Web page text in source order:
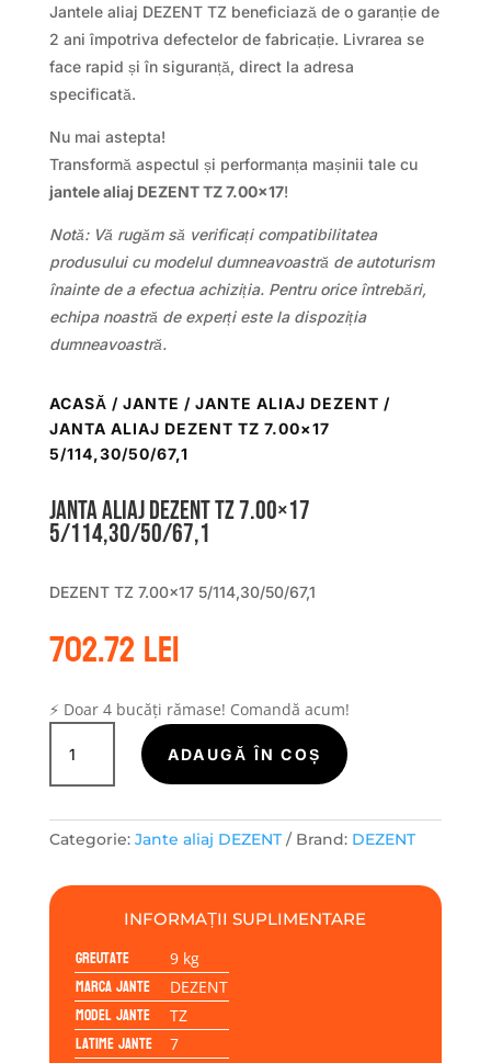
Jantele aliaj DEZENT TZ beneficiază de o garanție de
2 ani împotriva defectelor de fabricație. Livrarea se
face rapid și în siguranță, direct la adresa
specificată.
Nu mai astepta!
Transformă aspectul și performanța mașinii tale cu
jantele aliaj DEZENT TZ 7.00×17!
Notă: Vă rugăm să verificați compatibilitatea
produsului cu modelul dumneavoastră de autoturism
înainte de a efectua achiziția. Pentru orice întrebări,
echipa noastră de experți este la dispoziția
dumneavoastră.
ACASĂ / JANTE / JANTE ALIAJ DEZENT /
JANTA ALIAJ DEZENT TZ 7.00×17
5/114,30/50/67,1
Janta aliaj DEZENT TZ 7.00×17
5/114,30/50/67,1
DEZENT TZ 7.00×17 5/114,30/50/67,1
702.72lei
⚡ Doar 4 bucăți rămase! Comandă acum!
Cantitate
Janta
aliaj
TZ
5/114,30/50/67,1
ADAUGĂ ÎN COȘ
Categorie: Jante aliaj DEZENT Brand: DEZENT
INFORMAȚII SUPLIMENTARE
Greutate 9 kg
Marca jante DEZENT
Model jante TZ
Latime jante 7